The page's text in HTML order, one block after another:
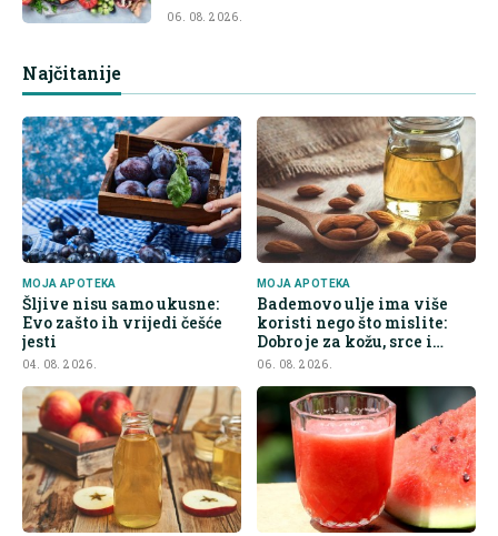
06. 08. 2026.
Najčitanije
MOJA APOTEKA
Šljive nisu samo ukusne:
Evo zašto ih vrijedi češće
jesti
04. 08. 2026.
MOJA APOTEKA
Bademovo ulje ima više
koristi nego što mislite:
Dobro je za kožu, srce i
kontrolu apetita
06. 08. 2026.